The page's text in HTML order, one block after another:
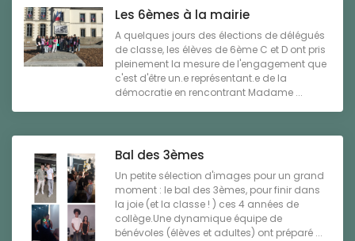
Les 6èmes à la mairie
A quelques jours des élections de délégués
de classe, les élèves de 6ème C et D ont pris
pleinement la mesure de l'engagement que
c'est d'être un.e représentant.e de la
démocratie en rencontrant Madame ...
Bal des 3èmes
Un petite sélection d'images pour un grand
moment : le bal des 3èmes, pour finir dans
la joie (et la classe ! ) ces 4 années de
collège.Une dynamique équipe de
bénévoles (élèves et adultes) ont préparé ...